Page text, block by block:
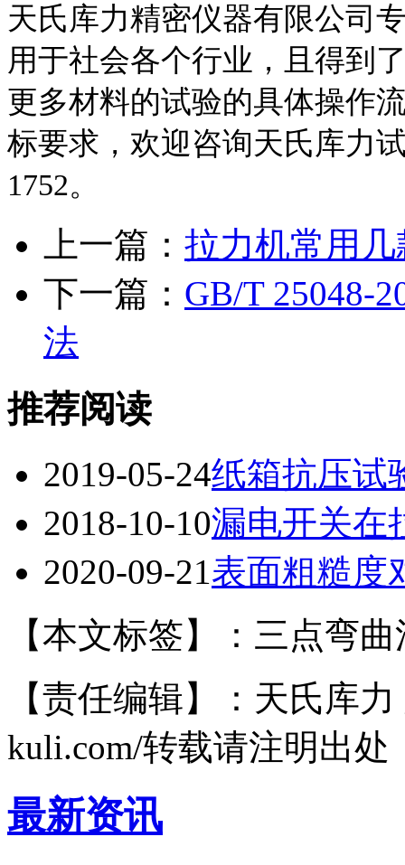
天氏库力精密仪器有限公司
用于社会各个行业，且得到
更多材料的试验的具体操作
标要求，欢迎咨询天氏库力
1752。
上一篇： 拉力机常用
下一篇： GB/T 25048-
法
推荐阅读
2019-05-24纸箱抗压试
2018-10-10漏电开关在
2020-09-21表面粗糙度
【本文标签】：三点弯
【责任编辑】：天氏库
kuli.com/转载请注明出处
最新资讯